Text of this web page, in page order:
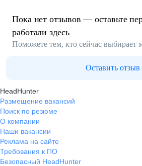
Пока нет отзывов — оставьте
работали здесь
Поможете тем, кто сейчас выбирает
Оставить отзыв
HeadHunter
Размещение вакансий
Поиск по резюме
О компании
Наши вакансии
Реклама на сайте
Требования к ПО
Безопасный HeadHunter